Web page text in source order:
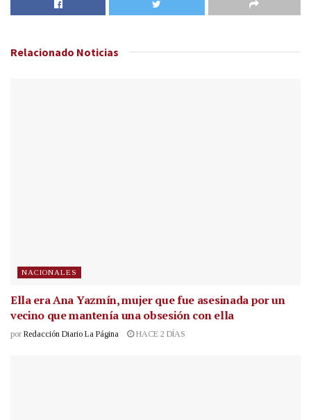
Relacionado Noticias
NACIONALES
Ella era Ana Yazmín, mujer que fue asesinada por un
vecino que mantenía una obsesión con ella
por Redacción Diario La Página HACE 2 DÍAS